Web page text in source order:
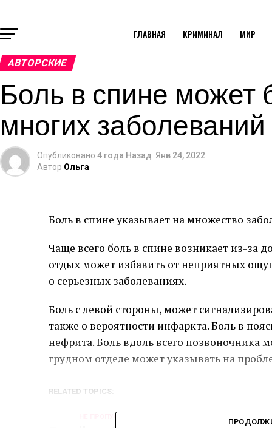
ГЛАВНАЯ КРИМИНАЛ МИР
АВТОРСКИЕ
Боль в спине может
многих заболеваний
Опубликовано 4 года Назад Янв 24, 2022
Автор Ольга
Боль в спине указывает на множество
Чаще всего боль в спине возникает из-за
отдых может избавить от неприятных
о серьезных заболеваниях.
Боль с левой стороны, может
также о вероятности инфаркта. Боль в
нефрита. Боль вдоль всего позвоночника
грудном отделе может указывать на
RELATED TOPICS: